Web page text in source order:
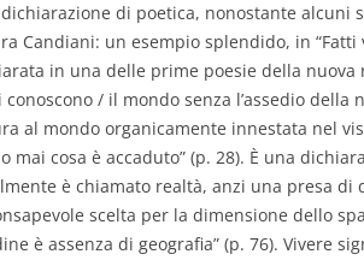
di poetica, nonostante alcuni
Candiani: un esempio splendido, in “Fatti
in una delle prime poesie della
/ il mondo senza l’assedio della
al mondo organicamente innestata nel
mai cosa è accaduto” (p. 28). È una
è chiamato realtà, anzi una presa di
scelta per la dimensione dello
è assenza di geografia” (p. 76). Vivere